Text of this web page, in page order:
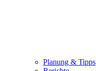
Planung & Tipps